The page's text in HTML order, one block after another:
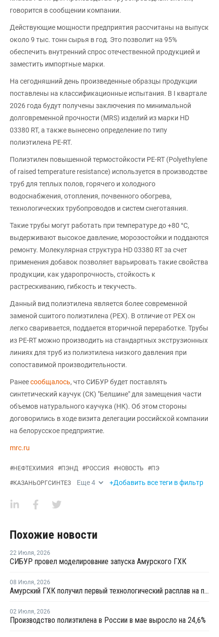
говорится в сообщении компании.
Действующие мощности предприятия рассчитаны на выпуск
около 9 тыс. тонн сырья в год. Это позволит на 95%
обеспечить внутренний спрос отечественной продукцией и
заместить импортные марки.
На сегодняшний день произведенные образцы продукции
поставлены на классификационные испытания. В I квартале
2026 года будут получены заключения по минимальной
долговременной прочности (MRS) изделий из марки HD
03380 RT, а также вынесено определение по типу
полиэтилена PE-RT.
Полиэтилен повышенной термостойкости PE-RT (Polyethylene
of raised temperature resistance) используется в производстве
труб для теплых полов, горячего и холодного
водоснабжения, отопления, почвенного обогрева,
технологических трубопроводов и систем снеготаяния.
Такие трубы могут работать при температуре до +80 °C,
выдерживают высокое давление, морозостойки и поддаются
ремонту. Молекулярная структура HD 03380 RT за счет
применения добавок позволяет варьировать такие свойства
продукции, как ударопрочность, стойкость к
растрескиванию, гибкость и текучесть.
Данный вид полиэтилена является более современной
заменой сшитого полиэтилена (PEX). В отличие от PEX он
легко сваривается, поддается вторичной переработке. Трубы
из PE-RT можно производить на стандартных экструзионных
линиях для труб из полиэтилена низкого давления при
сопоставимой производительности.
Ранеесообщалось, что СИБУР будет поставлять
синтетический каучук (СК) "Белшине" для замещения части
объемов натурального каучука (НК). Об этом стороны
договорились в ходе визита делегации российской компании
на белорусское предприятие.
mrc.ru
#НЕФТЕХИМИЯ #ПЭНД #РОССИЯ #НОВОСТЬ #ПЭ
#КАЗАНЬОРГСИНТЕЗ Еще4 +Добавить все теги в фильтр
Похожие новости
22 Июля, 2026
СИБУР провел моделирование запуска Амурского ГХК
08 Июля, 2026
Амурский ГХК получил первый технологический расплав на производстве полиэтилена
02 Июля, 2026
Производство полиэтилена в России в мае выросло на 24,6%